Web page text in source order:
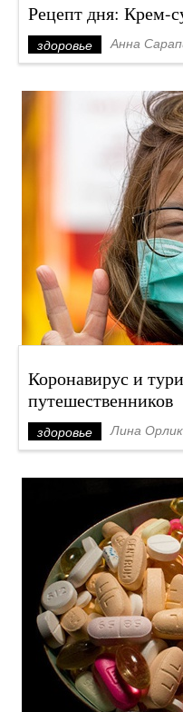
Рецепт дня: Крем-
здоровье Анна
Коронавирус и
путешественников
здоровье Лина